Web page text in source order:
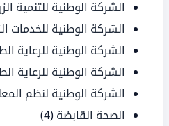
الشركة الوطنية للتنمية
الشركة الوطنية للخدمات
الشركة الوطنية للرعاية
الشركة الوطنية للرعاية
الشركة الوطنية لنظم
الصحة القابضة (4)